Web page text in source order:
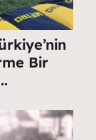
Bir